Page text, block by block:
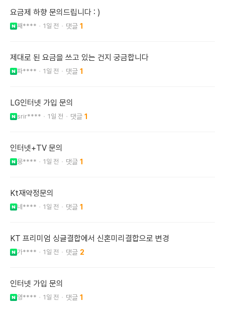
요금제 하향 문의드립니다 : )
째**** 1일 전 1
제대로 된 요금을 쓰고 있는 건지 궁금합니다
파**** 1일 전 1
LG인터넷 가입 문의
srir**** 1일 전 1
인터넷+TV 문의
뭉**** 1일 전 1
Kt재약정문의
네**** 1일 전 1
KT 프리미엄 싱글결합에서 신혼미리결합으로 변경
가**** 1일 전 2
인터넷 가입 문의
영**** 1일 전 1